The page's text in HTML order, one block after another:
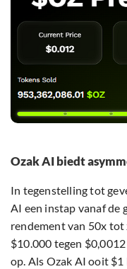
Ozak AI biedt
In tegenstelling tot
AI een instap vanaf de
rendement van 50x tot
$10.000 tegen
op. Als Ozak AI ooit